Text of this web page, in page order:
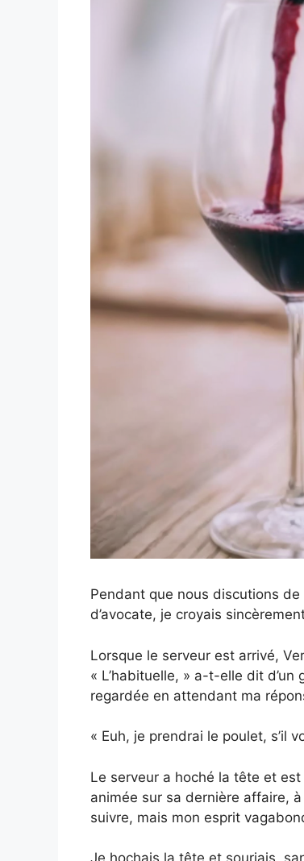
Pendant que nous discutions
d’avocate, je croyais
Lorsque le serveur est arrivé,
« L’habituelle, » a-t-elle dit
regardée en attendant ma
« Euh, je prendrai le poulet, s’il
Le serveur a hoché la tête et
animée sur sa dernière affaire,
suivre, mais mon esprit